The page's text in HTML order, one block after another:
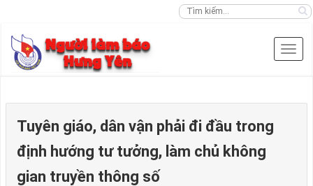
Tuyên giáo, dân vận phải đi đầu trong
định hướng tư tưởng, làm chủ không
gian truyền thông số